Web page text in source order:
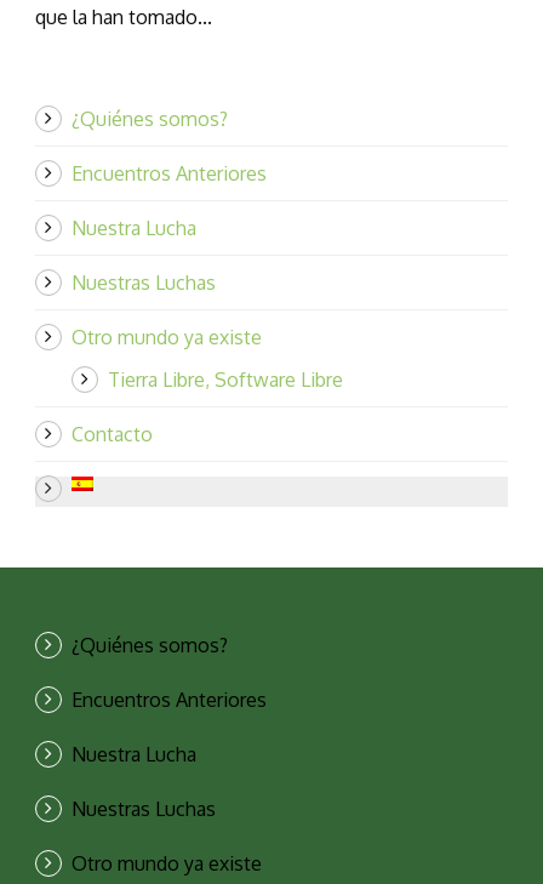
que la han tomado...
¿Quiénes somos?
Encuentros Anteriores
Nuestra Lucha
Nuestras Luchas
Otro mundo ya existe
Tierra Libre, Software Libre
Contacto
¿Quiénes somos?
Encuentros Anteriores
Nuestra Lucha
Nuestras Luchas
Otro mundo ya existe